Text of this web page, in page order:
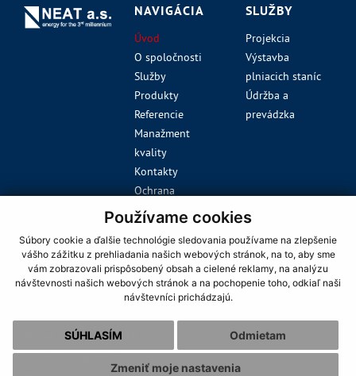
Používame cookies
Súbory cookie a ďalšie technológie sledovania používame na zlepšenie
vášho zážitku z prehliadania našich webových stránok, na to, aby sme
vám zobrazovali prispôsobený obsah a cielené reklamy, na analýzu
návštevnosti našich webových stránok a na pochopenie toho, odkiaľ naši
návštevníci prichádzajú.
SÚHLASÍM Odmietam
Zmeniť moje nastavenia
NAVIGÁCIA
Úvod
O spoločnosti
Služby
Produkty
Referencie
Manažment
kvality
Kontakty
Ochrana
osobných údajov
SLUŽBY
Projekcia
Výstavba
plniacich staníc
Údržba a
prevádzka
KONTAKT
NEAT a.s.
Letná 27, 040 01 Košice
+421 55 62 226 74
E-mail:info@neat-
webdesign webex.sk